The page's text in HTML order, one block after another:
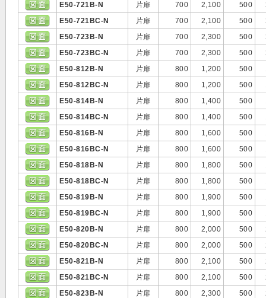
E50-721B-N
片扉 700 2,100 500
E50-721BC-N
片扉 700 2,100 500
E50-723B-N
片扉 700 2,300 500
E50-723BC-N
片扉 700 2,300 500
E50-812B-N
片扉 800 1,200 500
E50-812BC-N
片扉 800 1,200 500
E50-814B-N
片扉 800 1,400 500
E50-814BC-N
片扉 800 1,400 500
E50-816B-N
片扉 800 1,600 500
E50-816BC-N
片扉 800 1,600 500
E50-818B-N
片扉 800 1,800 500
E50-818BC-N
片扉 800 1,800 500
E50-819B-N
片扉 800 1,900 500
E50-819BC-N
片扉 800 1,900 500
E50-820B-N
片扉 800 2,000 500
E50-820BC-N
片扉 800 2,000 500
E50-821B-N
片扉 800 2,100 500
E50-821BC-N
片扉 800 2,100 500
E50-823B-N
片扉 800 2,300 500